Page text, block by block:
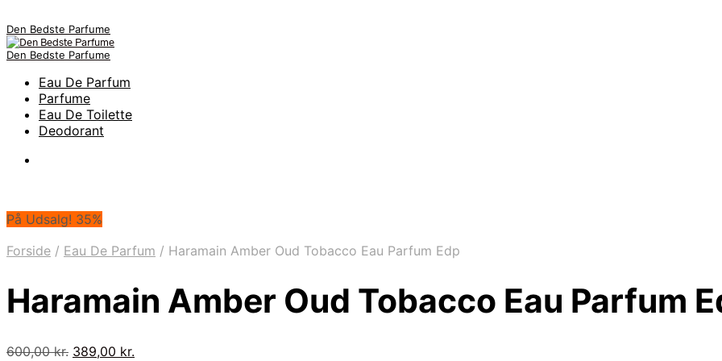
Den Bedste Parfume
Den Bedste Parfume
Eau De Parfum
Parfume
Eau De Toilette
Deodorant
På Udsalg! 35%
Forside / Eau De Parfum / Haramain Amber Oud Tobacco Eau Parfum Edp
Haramain Amber Oud Tobacco Eau Parfum
600,00kr. Den
389,00 kr.